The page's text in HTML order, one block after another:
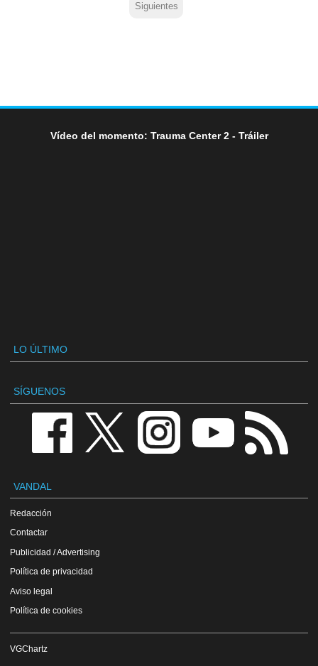
Siguientes
Vídeo del momento: Trauma Center 2 - Tráiler
LO ÚLTIMO
SÍGUENOS
VANDAL
Redacción
Contactar
Publicidad / Advertising
Política de privacidad
Aviso legal
Política de cookies
VGChartz